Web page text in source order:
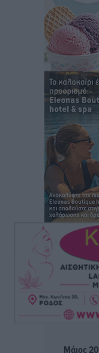
Οικονομική
Καρπάθου
Αθλητικά • πριν 2
Στάθης Αντωνάς:
συμβόλαιο
και Αυστραλία
πριν 2 ώρες
ΚΑΕ Κολοσσός:
Αθλητικά πριν 2 ώρες
Ιπποκράτης:
Αθλητικά• πριν 2
Η Μανίσα πήρε
Αθλητικά πριν 2
Γ.Σ. Ηπιόνη:
επιστημονική
Μάιος